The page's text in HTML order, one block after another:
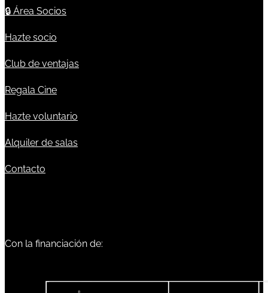
🔒 Área Socios
Hazte socio
Club de ventajas
Regala Cine
Hazte voluntario
Alquiler de salas
Contacto
Con la financiación de: